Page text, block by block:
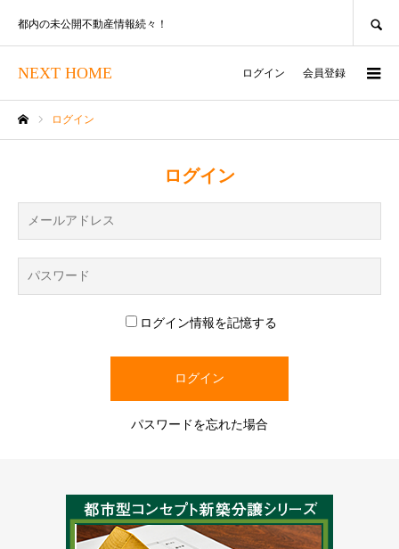
NEXT HOME
都内の未公開不動産情報続々！
ログイン 会員登録
ログイン
ログイン
ログイン情報を記憶する
パスワードを忘れた場合